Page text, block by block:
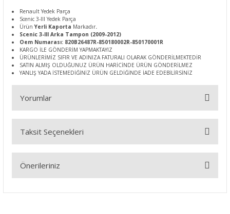
Renault Yedek Parça
Scenic 3-III Yedek Parça
ÜrünYerli Kaporta Markadır.
Scenic 3-III Arka Tampon (2009-2012)
Oem Numarası: 820B26487R-850180002R-850170001R
KARGO İLE GÖNDERİM YAPMAKTAYIZ
ÜRÜNLERİMİZ SIFIR VE ADINIZA FATURALI OLARAK GÖNDERİLMEKTEDİR
SATIN ALMIŞ OLDUĞUNUZ ÜRÜN HARİCİNDE ÜRÜN GÖNDERİLMEZ
YANLIŞ YADA İSTEMEDİĞİNİZ ÜRÜN GELDİĞİNDE İADE EDEBİLİRSİNİZ
Yorumlar
Bu ürüne ilk yorumu siz yapın!
Taksit Seçenekleri
Önerileriniz